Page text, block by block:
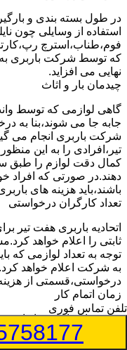
در طول بسته بندی و
استفاده از وسایلی چون
فوم،طناب،استرچ
که توسط شرکت باربری به
نهایی می افزاید.
چیدمان بار و اثاث
گاهی لوازمی که توسط
جابه جا می شوند،بنا به
شرکت باربری انجام می
تیر،افرادی را به این
کمال دقت لوازم را طبق
دهند.در صورتی که افراد
باشند،باید هزینه های
تعداد کارگران درخواستی
اتحادیه باربری هفت تیر
ثابتی را اعلام خواهد
توجه به تعداد لوازمی که
به شرکت اعلام خواهد
درخواستی،قسمتی از
زمان اتمام کار
هزینه های باربری با
بیشتر از سه ساعت طول
زمان به صورت
تلفن تماس فوری